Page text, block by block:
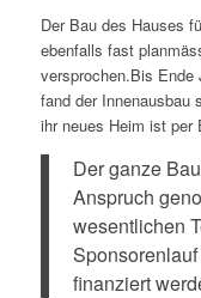
Der Bau des Hauses
ebenfalls fast planmäs
versprochen.Bis Ende
fand der Innenausbau
ihr neues Heim ist per
Der ganze
Anspruch
wesentlichen
finanziert